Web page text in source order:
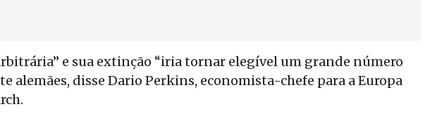
e sua extinção “iria tornar elegível um grande número
alemães, disse Dario Perkins, economista-chefe para a Europa